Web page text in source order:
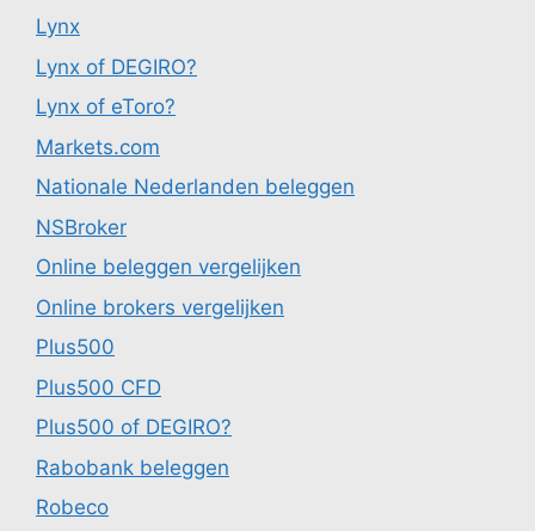
Lynx
Lynx of DEGIRO?
Lynx of eToro?
Markets.com
Nationale Nederlanden beleggen
NSBroker
Online beleggen vergelijken
Online brokers vergelijken
Plus500
Plus500 CFD
Plus500 of DEGIRO?
Rabobank beleggen
Robeco